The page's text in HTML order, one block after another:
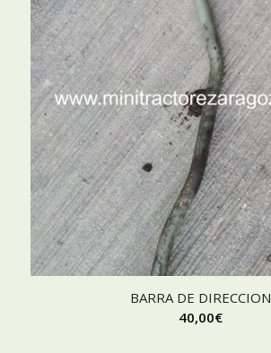
BARRA DE DIRECCION
40,00€